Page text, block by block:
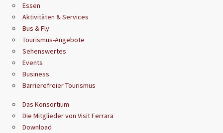
Essen
Aktivitäten & Services
Bus & Fly
Tourismus-Angebote
Sehenswertes
Events
Business
Barrierefreier Tourismus
Das Konsortium
Die Mitglieder von Visit Ferrara
Download